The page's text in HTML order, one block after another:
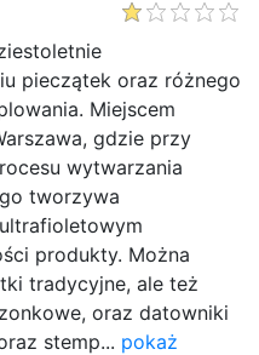
pieczątek oraz różnego
Miejscem
gdzie przy
wytwarzania
tworzywa
produkty. Można
tradycyjne, ale też
oraz datowniki
stemp... pokaż